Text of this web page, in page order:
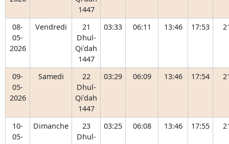
1447
08-
05-
2026
Vendredi
21
Dhul-
Qiʿdah
1447
03:33 06:11 13:46 17:53
09-
05-
2026
Samedi
22
Dhul-
Qiʿdah
1447
03:29 06:09 13:46 17:54
10-
05-
Dimanche
23
Dhul-
03:25 06:08 13:46 17:55